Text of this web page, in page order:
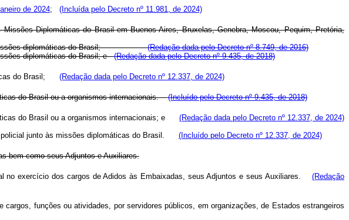
de 2024; (Incluída pelo Decreto nº 11.981, de 2024)
Diplomáticas do Brasil em Buenos Aires, Bruxelas, Genebra, Moscou, Pequim, Pretória,
às missões diplomáticas do Brasil;(Redação dada pelo Decreto nº 8.749, de 2016)
diplomáticas do Brasil; e(Redação dada pelo Decreto nº 9.435, de 2018)
do Brasil; (Redação dada pelo Decreto nº 12.337, de 2024)
do Brasil ou a organismos internacionais.(Incluído pelo Decreto nº 9.435, de 2018)
do Brasil ou a organismos internacionais; e (Redação dada pelo Decreto nº 12.337, de 2024)
policial junto às missões diplomáticas do Brasil. (Incluído pelo Decreto nº 12.337, de 2024)
bem como seus Adjuntos e Auxiliares.
no exercício dos cargos de Adidos às Embaixadas, seus Adjuntos e seus Auxiliares. (Redação
funções ou atividades, por servidores públicos, em organizações, de Estados estrangeiros